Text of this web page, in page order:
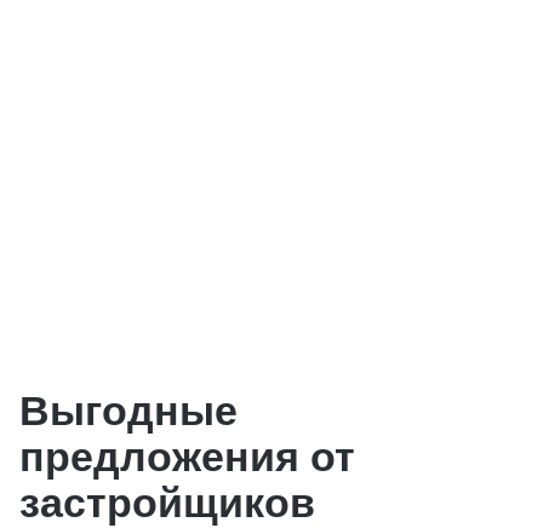
Выгодные
предложения от
застройщиков